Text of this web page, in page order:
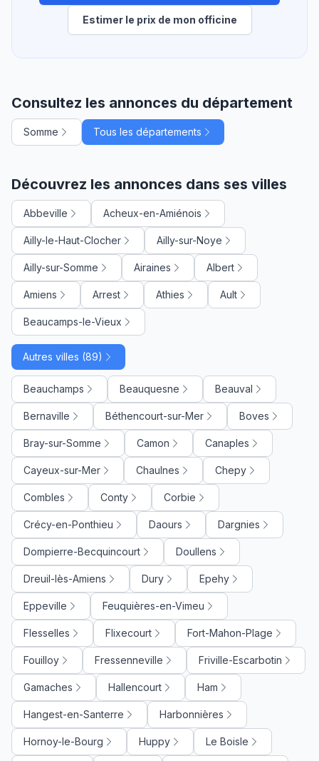
Estimer le prix de mon officine
Consultez les annonces du département
Somme Tous les départements
Découvrez les annonces dans ses villes
Abbeville Acheux-en-Amiénois
Ailly-le-Haut-Clocher Ailly-sur-Noye
Ailly-sur-Somme Airaines Albert
Amiens Arrest Athies Ault
Beaucamps-le-Vieux
Autres villes (89)
Beauchamps Beauquesne Beauval
Bernaville Béthencourt-sur-Mer Boves
Bray-sur-Somme Camon Canaples
Cayeux-sur-Mer Chaulnes Chepy
Combles Conty Corbie
Crécy-en-Ponthieu Daours Dargnies
Dompierre-Becquincourt Doullens
Dreuil-lès-Amiens Dury Epehy
Eppeville Feuquières-en-Vimeu
Flesselles Flixecourt Fort-Mahon-Plage
Fouilloy Fressenneville Friville-Escarbotin
Gamaches Hallencourt Ham
Hangest-en-Santerre Harbonnières
Hornoy-le-Bourg Huppy Le Boisle